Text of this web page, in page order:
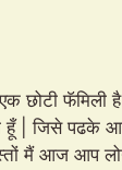
छोटी फॅमिली
| जिसे पढके
मैं आज आप